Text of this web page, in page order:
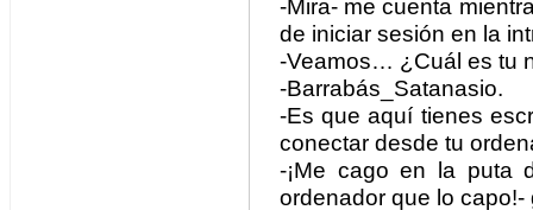
-Mira- me cuenta
de iniciar sesión en la
-Veamos… ¿Cuál es tu
-Barrabás_Satanasio.
-Es que aquí tienes
conectar desde tu
-¡Me cago en la puta
ordenador que lo capo!-